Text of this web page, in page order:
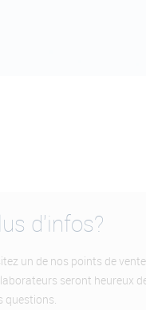
d'infos?
un de nos points de
seront heureux
questions.